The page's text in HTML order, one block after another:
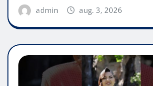
admin aug. 3, 2026